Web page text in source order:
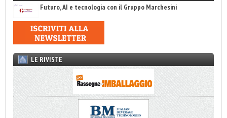
Futuro, AI e tecnologia con il Gruppo Marchesini
LE RIVISTE